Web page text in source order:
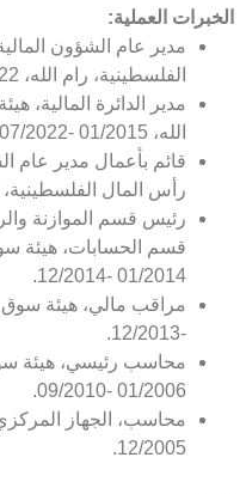
الخبرات العملية:
مدير عام الشؤون
الفلسطينية، رام الله، 08/2022- حتى تاريخه.
مدير الدائرة المالية،
الله، 01/2015 -07/2022.
قائم بأعمال مدير عام
رأس المال الفلسطينية، 2017/7 -2018/6.
رئيس قسم الموازنة
قسم الحسابات، هيئة
01/2014 -12/2014.
-12/2013.
محاسب رئيسي، هيئة
01/2006 -09/2010.
12/2005.